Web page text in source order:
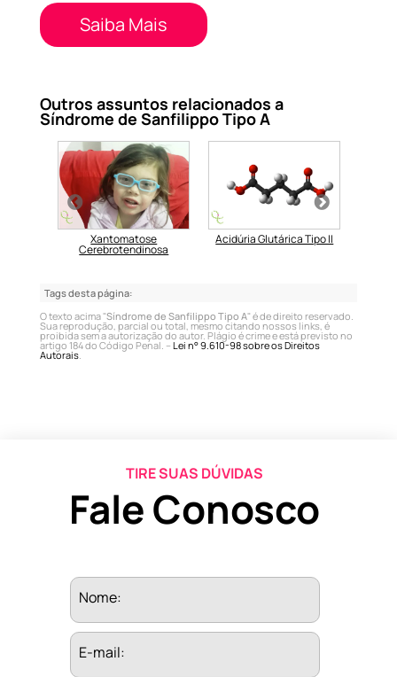
Saiba Mais
Outros assuntos relacionados a
Síndrome de Sanfilippo Tipo A
Xantomatose
Cerebrotendinosa
Acidúria Glutárica Tipo II
Tags desta página:
O texto acima "Síndrome de Sanfilippo Tipo A" é de direito reservado.
Sua reprodução, parcial ou total, mesmo citando nossos links, é
proibida sem a autorização do autor. Plágio é crime e está previsto no
artigo 184 do Código Penal. – Lei n° 9.610-98 sobre os Direitos
Autorais.
TIRE SUAS DÚVIDAS
Fale Conosco
Nome:
E-mail: